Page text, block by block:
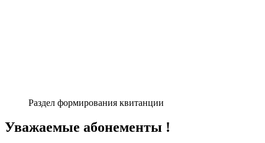
Раздел формирования квитанции
Уважаемые абонементы !